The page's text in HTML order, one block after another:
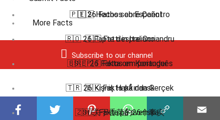
More Facts
Subscribe to our channel
🇵🇹 26 Fatos sobre Coentro
🇷🇴 26 Fapte despre Coriandru
🇸🇪 26 Fakta om Koriander
🇹🇷 26 Kişniş Hakkında Gerçek
🇿🇭 关于香菜的26个事实
🇪🇸 Hechos en Español
🇮🇹 Fatti in Italiano
🇧🇷 🇵🇹 Fatos em português
🇩🇰 Fakta på dansk
🇸🇪 Fakta på svenska